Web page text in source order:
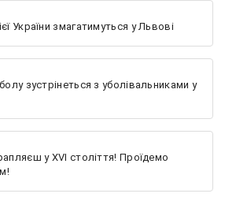
України змагатимуться у Львові
зустрінеться з уболівальниками у
у XVI століття! Проїдемо